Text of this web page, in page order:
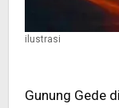
ilustrasi
Gunung Gede